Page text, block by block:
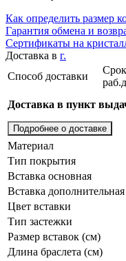
Как определить размер
Гарантия обмена и
Сертификаты на
Доставка в г.
Способ доставки
Доставка в пункт
Подробнее о доставке
Материал
Тип покрытия
Вставка основная
Вставка дополнительная
Цвет вставки
Тип застежки
Размер вставок (см)
Длина браслета (см)